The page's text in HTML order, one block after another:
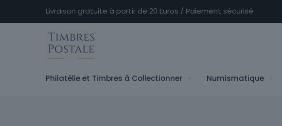
Livraison gratuite à partir de 20 Euros / Paiement sécurisé
Philatélie et Timbres à Collectionner Numismatique